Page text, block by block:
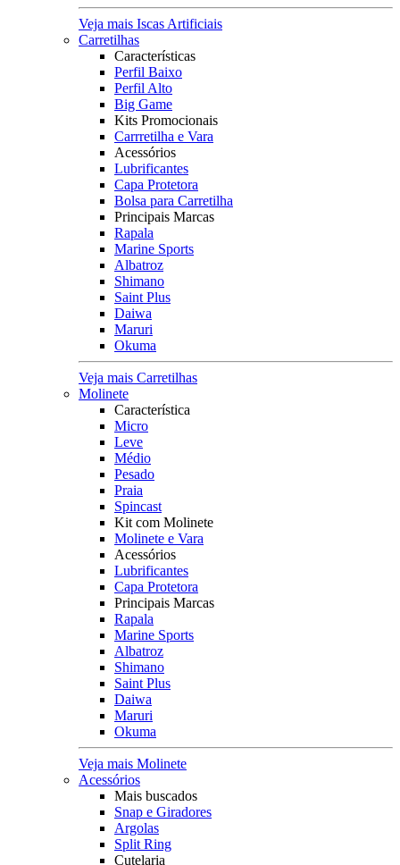
Veja mais Iscas Artificiais
Carretilhas
Características
Perfil Baixo
Perfil Alto
Big Game
Kits Promocionais
Carrretilha e Vara
Acessórios
Lubrificantes
Capa Protetora
Bolsa para Carretilha
Principais Marcas
Rapala
Marine Sports
Albatroz
Shimano
Saint Plus
Daiwa
Maruri
Okuma
Veja mais Carretilhas
Molinete
Característica
Micro
Leve
Médio
Pesado
Praia
Spincast
Kit com Molinete
Molinete e Vara
Acessórios
Lubrificantes
Capa Protetora
Principais Marcas
Rapala
Marine Sports
Albatroz
Shimano
Saint Plus
Daiwa
Maruri
Okuma
Veja mais Molinete
Acessórios
Mais buscados
Snap e Giradores
Argolas
Split Ring
Cutelaria